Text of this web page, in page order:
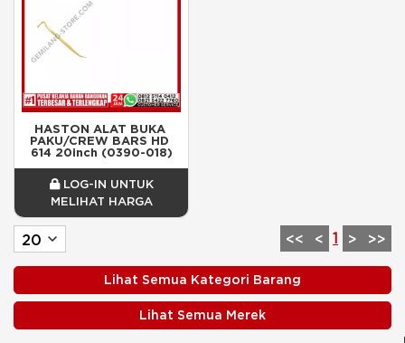
HASTON ALAT BUKA
PAKU/CREW BARS HD
614 20inch (0390-018)
LOG-IN UNTUK
MELIHAT HARGA
<< < 1 > >>
Lihat Semua Kategori Barang
Lihat Semua Merek